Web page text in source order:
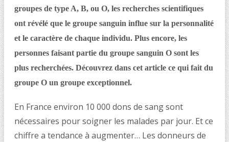
groupes de type A, B, ou O, les recherches scientifiques
ont révélé que le groupe sanguin influe sur la personnalité
et le caractère de chaque individu. Plus encore, les
personnes faisant partie du groupe sanguin O sont les
plus recherchées. Découvrez dans cet article ce qui fait du
groupe O un groupe exceptionnel.
En France environ 10 000 dons de sang sont
nécessaires pour soigner les malades par jour. Et ce
chiffre a tendance à augmenter… Les donneurs de